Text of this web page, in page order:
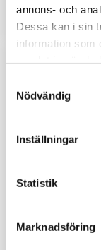
annons- och
Dessa kan i sin
information som
Nödvändig
Inställningar
Statistik
Marknadsföring
Kelpie